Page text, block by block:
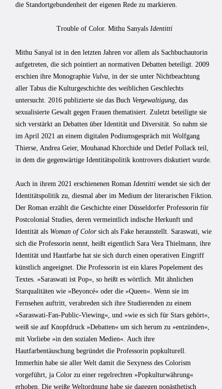
die Standortgebundenheit der eigenen Rede zu markieren.
Trouble of Color. Mithu Sanyals Identitti
Mithu Sanyal ist in den letzten Jahren vor allem als Sachbuchautorin
aufgetreten, die sich pointiert an normativen Debatten beteiligt. 2009
erschien ihre Monographie Vulva , in der sie unter Nichtbeachtung
aller Tabus die Kulturgeschichte des weiblichen Geschlechts
untersucht. 2016 publizierte sie das Buch Vergewaltigung , das
sexualisierte Gewalt gegen Frauen thematisiert. Zuletzt beteiligte sie
sich verstärkt an Debatten über Identität und Diversität. So nahm sie
im April 2021 an einem digitalen Podiumsgespräch mit Wolfgang
Thierse, Andrea Geier, Mouhanad Khorchide und Detlef Pollack teil,
in dem die gegenwärtige Identitätspolitik kontrovers diskutiert wurde.
Auch in ihrem 2021 erschienenen Roman Identitti wendet sie sich der
Identitätspolitik zu, diesmal aber im Medium der literarischen Fiktion.
Der Roman erzählt die Geschichte einer Düsseldorfer Professorin für
Postcolonial Studies, deren vermeintlich indische Herkunft und
Identität als Woman of Colorsich als Fake herausstellt. Saraswati, wie
sich die Professorin nennt, heißt eigentlich Sara Vera Thielmann, ihre
Identität und Hautfarbe hat sie sich durch einen operativen Eingriff
künstlich angeeignet. Die Professorin ist ein klares Popelement des
Textes. »Saraswati ist Pop«, so heißt es wörtlich. Mit ähnlichen
Starqualitäten wie »Beyoncé« oder die »Queen«. Wenn sie im
Fernsehen auftritt, verabreden sich ihre Studierenden zu einem
»Saraswati-Fan-Public-Viewing«, und »wie es sich für Stars gehört«,
weiß sie auf Knopfdruck »Debatten« um sich herum zu »entzünden«,
mit Vorliebe »in den sozialen Medien«. Auch ihre
Hautfarbentäuschung begründet die Professorin popkulturell.
Immerhin habe sie aller Welt damit die Sexyness des Colorism
vorgeführt, ja Color zu einer regelrechten »Popkulturwährung«
erhoben. Die weiße Weltordnung habe sie dagegen popästhetisch